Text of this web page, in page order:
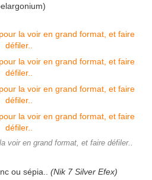
voir en grand format, et faire défiler..
ou sépia.. (Nik 7 Silver Efex)